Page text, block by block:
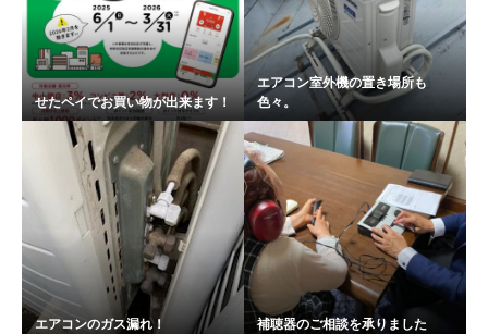
せたペイでお買い物が出来ます！
エアコン室外機の置き場所も
色々。
エアコンのガス漏れ！ 補聴器のご相談を承りました